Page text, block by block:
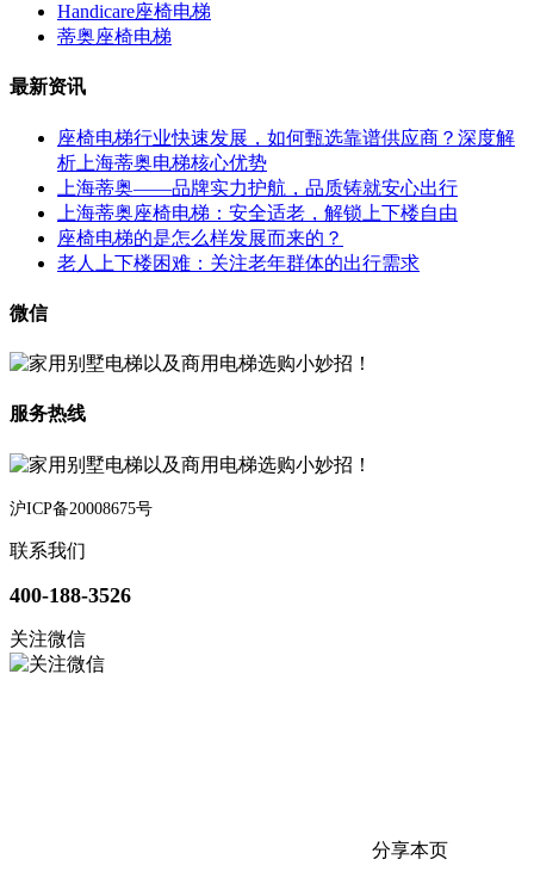
Handicare座椅电梯
蒂奥座椅电梯
最新资讯
座椅电梯行业快速发展，如何甄选靠谱供应商？深度解
析上海蒂奥电梯核心优势
上海蒂奥——品牌实力护航，品质铸就安心出行
上海蒂奥座椅电梯：安全适老，解锁上下楼自由
座椅电梯的是怎么样发展而来的？
老人上下楼困难：关注老年群体的出行需求
微信
服务热线
沪ICP备20008675号
联系我们
400-188-3526
关注微信
分享本页